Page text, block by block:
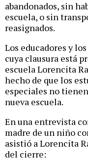
abandonados, sin
escuela, o sin
reasignados.
Los educadores y
cuya clausura está
escuela Lorencita
hecho de que los
especiales no
nueva escuela.
En una entrevista
madre de un niño
asistió a Lorencita
del cierre: